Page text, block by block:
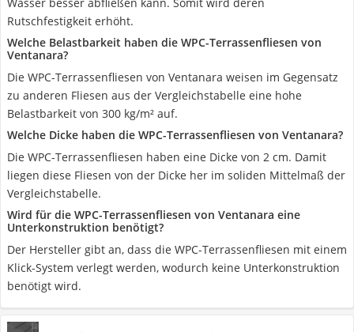
Rutschfestigkeit erhöht.
Welche Belastbarkeit haben die WPC-Terrassenfliesen von
Ventanara?
Die WPC-Terrassenfliesen von Ventanara weisen im Gegensatz
zu anderen Fliesen aus der Vergleichstabelle eine hohe
Belastbarkeit von 300 kg/m² auf.
Welche Dicke haben die WPC-Terrassenfliesen von Ventanara?
Die WPC-Terrassenfliesen haben eine Dicke von 2 cm. Damit
liegen diese Fliesen von der Dicke her im soliden Mittelmaß der
Vergleichstabelle.
Wird für die WPC-Terrassenfliesen von Ventanara eine
Unterkonstruktion benötigt?
Der Hersteller gibt an, dass die WPC-Terrassenfliesen mit einem
Klick-System verlegt werden, wodurch keine Unterkonstruktion
benötigt wird.